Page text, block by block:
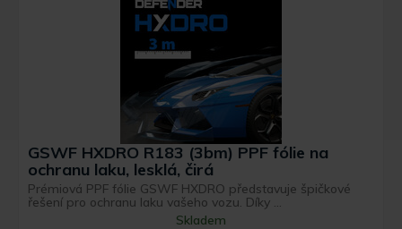
GSWF HXDRO R183 (3bm) PPF fólie na
ochranu laku, lesklá, čirá
Prémiová PPF fólie GSWF HXDRO představuje špičkové
řešení pro ochranu laku vašeho vozu. Díky ...
Skladem